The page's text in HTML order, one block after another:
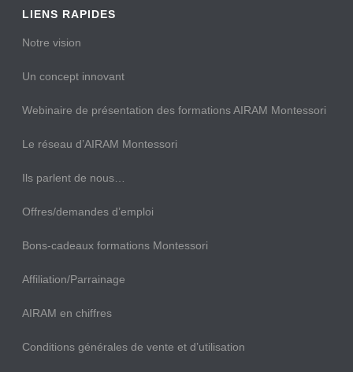
LIENS RAPIDES
Notre vision
Un concept innovant
Webinaire de présentation des formations AIRAM Montessori
Le réseau d’AIRAM Montessori
Ils parlent de nous…
Offres/demandes d’emploi
Bons-cadeaux formations Montessori
Affiliation/Parrainage
AIRAM en chiffres
Conditions générales de vente et d’utilisation